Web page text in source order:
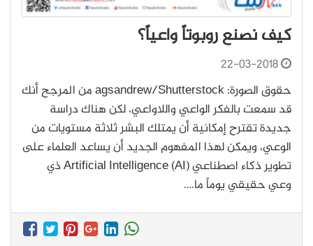
كيف نصنع روبوتاً واعياً؟
22-03-2018
حقوق الصورة: agsandrew/Shutterstock من المرجح أنك
قد سمعت بالفكر الواعي واللاواعي، لكن هناك دراسة
جديدة تقترح إمكانية أن يمتلك البشر ثلاثة مستويات من
الوعي، ويمكن لهذا المفهوم الجديد أن يساعد العلماء على
تطوير ذكاء اصطناعي (Artificial Intelligence (AI ذي
وعي حقيقي يوماً ما.…